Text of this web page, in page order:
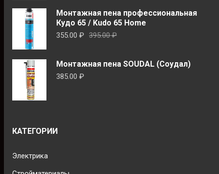
Монтажная пена профессиональная
Кудо 65 / Kudo 65 Home
395.00₽Первоначальная
395.00 ₽.
355.00 ₽
Текущая
Монтажная пена SOUDAL (Соудал)
385.00 ₽
КАТЕГОРИИ
Электрика